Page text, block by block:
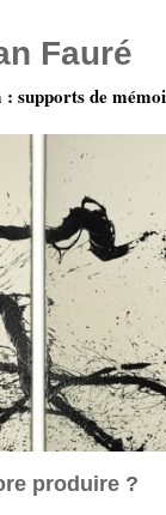
produire ?
Fauré
supports de